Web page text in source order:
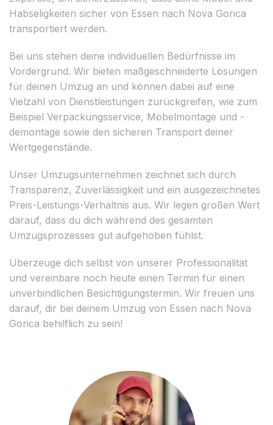
Habseligkeiten sicher von Essen nach Nova Gorica
transportiert werden.
Bei uns stehen deine individuellen Bedürfnisse im
Vordergrund. Wir bieten maßgeschneiderte Lösungen
für deinen Umzug an und können dabei auf eine
Vielzahl von Dienstleistungen zurückgreifen, wie zum
Beispiel Verpackungsservice, Möbelmontage und -
demontage sowie den sicheren Transport deiner
Wertgegenstände.
Unser Umzugsunternehmen zeichnet sich durch
Transparenz, Zuverlässigkeit und ein ausgezeichnetes
Preis-Leistungs-Verhältnis aus. Wir legen großen Wert
darauf, dass du dich während des gesamten
Umzugsprozesses gut aufgehoben fühlst.
Überzeuge dich selbst von unserer Professionalität
und vereinbare noch heute einen Termin für einen
unverbindlichen Besichtigungstermin. Wir freuen uns
darauf, dir bei deinem Umzug von Essen nach Nova
Gorica behilflich zu sein!